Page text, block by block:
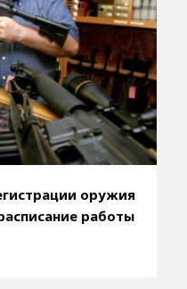
оружия
работы